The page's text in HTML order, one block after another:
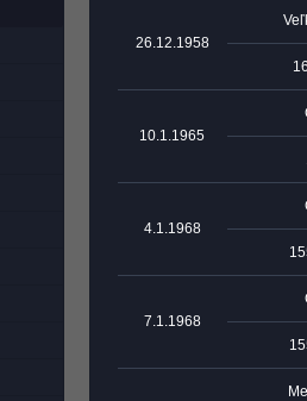
26.12.1958
10.1.1965
4.1.1968
7.1.1968